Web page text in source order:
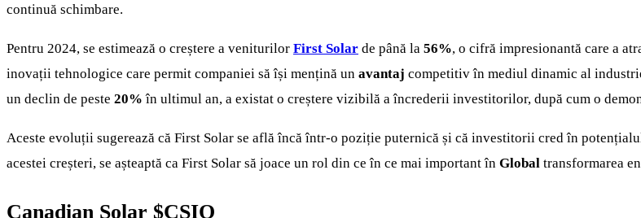
continuă schimbare.
Pentru 2024, se estimează o creștere a veniturilor First Solar de până la 56%, o cifră impresionantă care a
inovații tehnologice care permit companiei să își mențină un avantaj competitiv în mediul dinamic al
un declin de peste 20% în ultimul an, a existat o creștere vizibilă a încrederii investitorilor, după cum o
Aceste evoluții sugerează că First Solar se află încă într-o poziție puternică și că investitorii cred în
acestei creșteri, se așteaptă ca First Solar să joace un rol din ce în ce mai important în Global transformarea
Canadian Solar $CSIQ